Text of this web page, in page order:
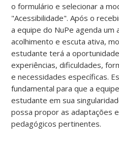
o formulário e selecionar a
"Acessibilidade". Após o
a equipe do NuPe agenda um
acolhimento e escuta ativa,
estudante terá a
experiências, dificuldades,
e necessidades específicas.
fundamental para que a
estudante em sua
possa propor as adaptações
pedagógicos pertinentes.